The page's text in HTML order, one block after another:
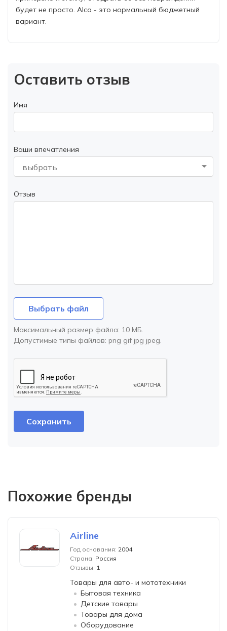
будет не просто. Alca - это нормальный бюджетный
вариант.
Оставить отзыв
Имя
Ваши впечатления
выбрать
Отзыв
Выбрать файл
Максимальный размер файла: 10 МБ.
Допустимые типы файлов: png gif jpg jpeg.
Похожие бренды
Airline
Год основания: 2004
Страна: Россия
Отзывы: 1
Товары для авто- и мототехники
Бытовая техника
Детские товары
Товары для дома
Оборудование